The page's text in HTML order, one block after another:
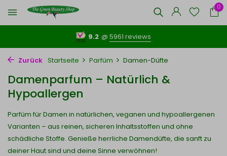
0
9.2 @ 5961 reviews
Zurück Startseite Parfüm Damen-Düfte
Damenparfum – Natürlich &
Hypoallergen
Parfüm für Damen in natürlichen, veganen und hypoallergenen
Varianten – aus reinen, sicheren Inhaltsstoffen und ohne
schädliche Stoffe. Genieße herrliche Damendüfte, die sanft zu
deiner Haut sind und deine Sinne verwöhnen!